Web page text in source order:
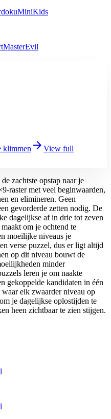
MiniKids
MasterEvil
klimmen arrow_forward View full
zachtste opstap naar je
raster met veel beginwaarden,
en elimineren. Geen
gevorderde zetten nodig. De
dagelijkse af in drie tot zeven
om je ochtend te
moeilijke niveaus je
verse puzzel, dus er ligt altijd
op dit niveau bouwt de
minder
leren je om naakte
gekoppelde kandidaten in één
elk zwaarder niveau op
je dagelijkse oplostijden te
heen zichtbaar te zien stijgen.